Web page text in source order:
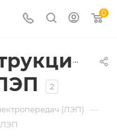
0
2
(ЛЭП) —
ЛЭП